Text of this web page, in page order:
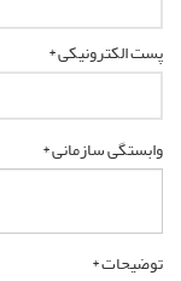
پست الکترونیکی *
وابستگی سازمانی *
توضیحات *